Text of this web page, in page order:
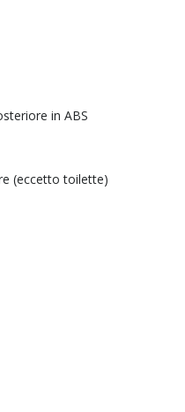
in ABS
(eccetto toilette)